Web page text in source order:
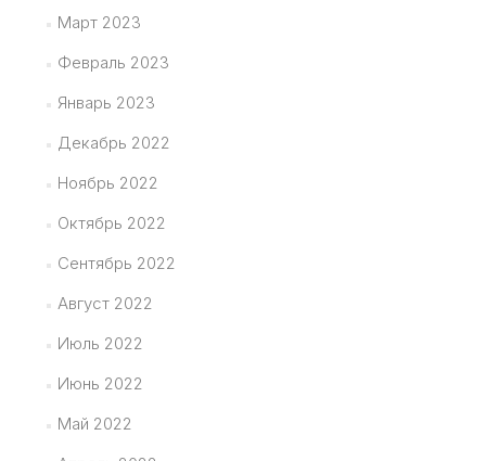
Март 2023
Февраль 2023
Январь 2023
Декабрь 2022
Ноябрь 2022
Октябрь 2022
Сентябрь 2022
Август 2022
Июль 2022
Июнь 2022
Май 2022